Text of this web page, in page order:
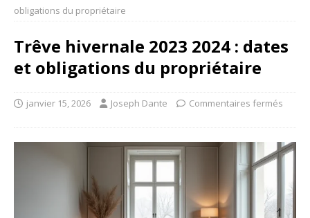
obligations du propriétaire
Trêve hivernale 2023 2024 : dates
et obligations du propriétaire
janvier 15, 2026 Joseph Dante Commentaires fermés